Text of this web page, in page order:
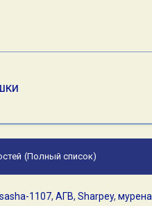
(Полный список)
sasha-1107 АГВ Sharpey мурена